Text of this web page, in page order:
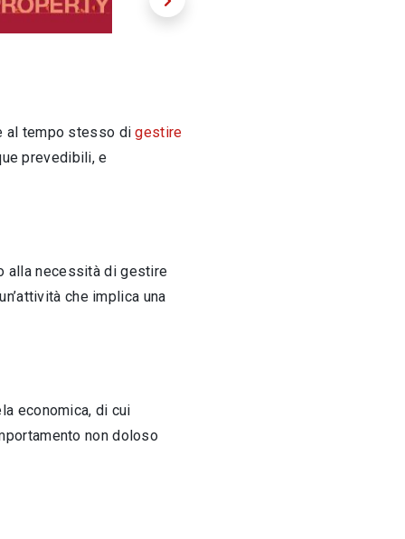
al tempo stesso digestire
prevedibili, e
alla necessità di gestire
che implica una
economica, di cui
non doloso